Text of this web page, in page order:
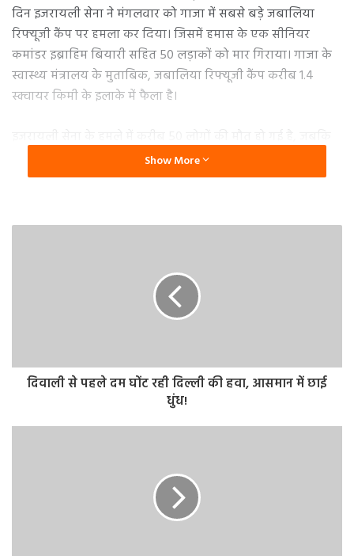
दिन इजरायली सेना ने मंगलवार को गाजा में सबसे बड़े जबालिया
रिफ्यूजी कैंप पर हमला कर दिया। जिसमें हमास के एक सीनियर
कमांडर इब्राहिम बियारी सहित 50 लड़ाकों को मार गिराया। गाजा के
स्वास्थ्य मंत्रालय के मुताबिक, जबालिया रिफ्यूजी कैंप करीब 1.4
स्क्वायर किमी के इलाके में फैला है।
150 से अधिक लोग गंभीर रूप से घायल हो गए हैं। इजरायल ने बुधवार
को कहा कि 7 अक्टूबर को हमास के हमले का हमने बदला लिया है।
इजरायल रक्षा बल (आईडीएफ) ने एक बयान में कहा कि गाजा के
सबसे बड़े शरणार्थी शिविर जबालिया पर लड़ाकू विमानों के हमले में
हमास कमांडर इब्राहिम बियारी की मौत हो गई है। आईडीएफ के प्रवक्ता
बियारी के समान भूमिगत सुरंग परिसर में छिपे थे, लेकिन जब
इजरायली सेना ने हमला किया तो वह ढह गया और वे सभी मारे गए।”
हमास के प्रवक्ता हाजेम कासिम ने शिविर में किसी भी वरिष्ठ कमांडर के
कम से कम 50 फलिस्तीनी मारे गए और 150 से अधिक नागरिक घायल
Show More
दिवाली से पहले दम घोंट रही दिल्ली की हवा, आसमान में छाई
धुंध!